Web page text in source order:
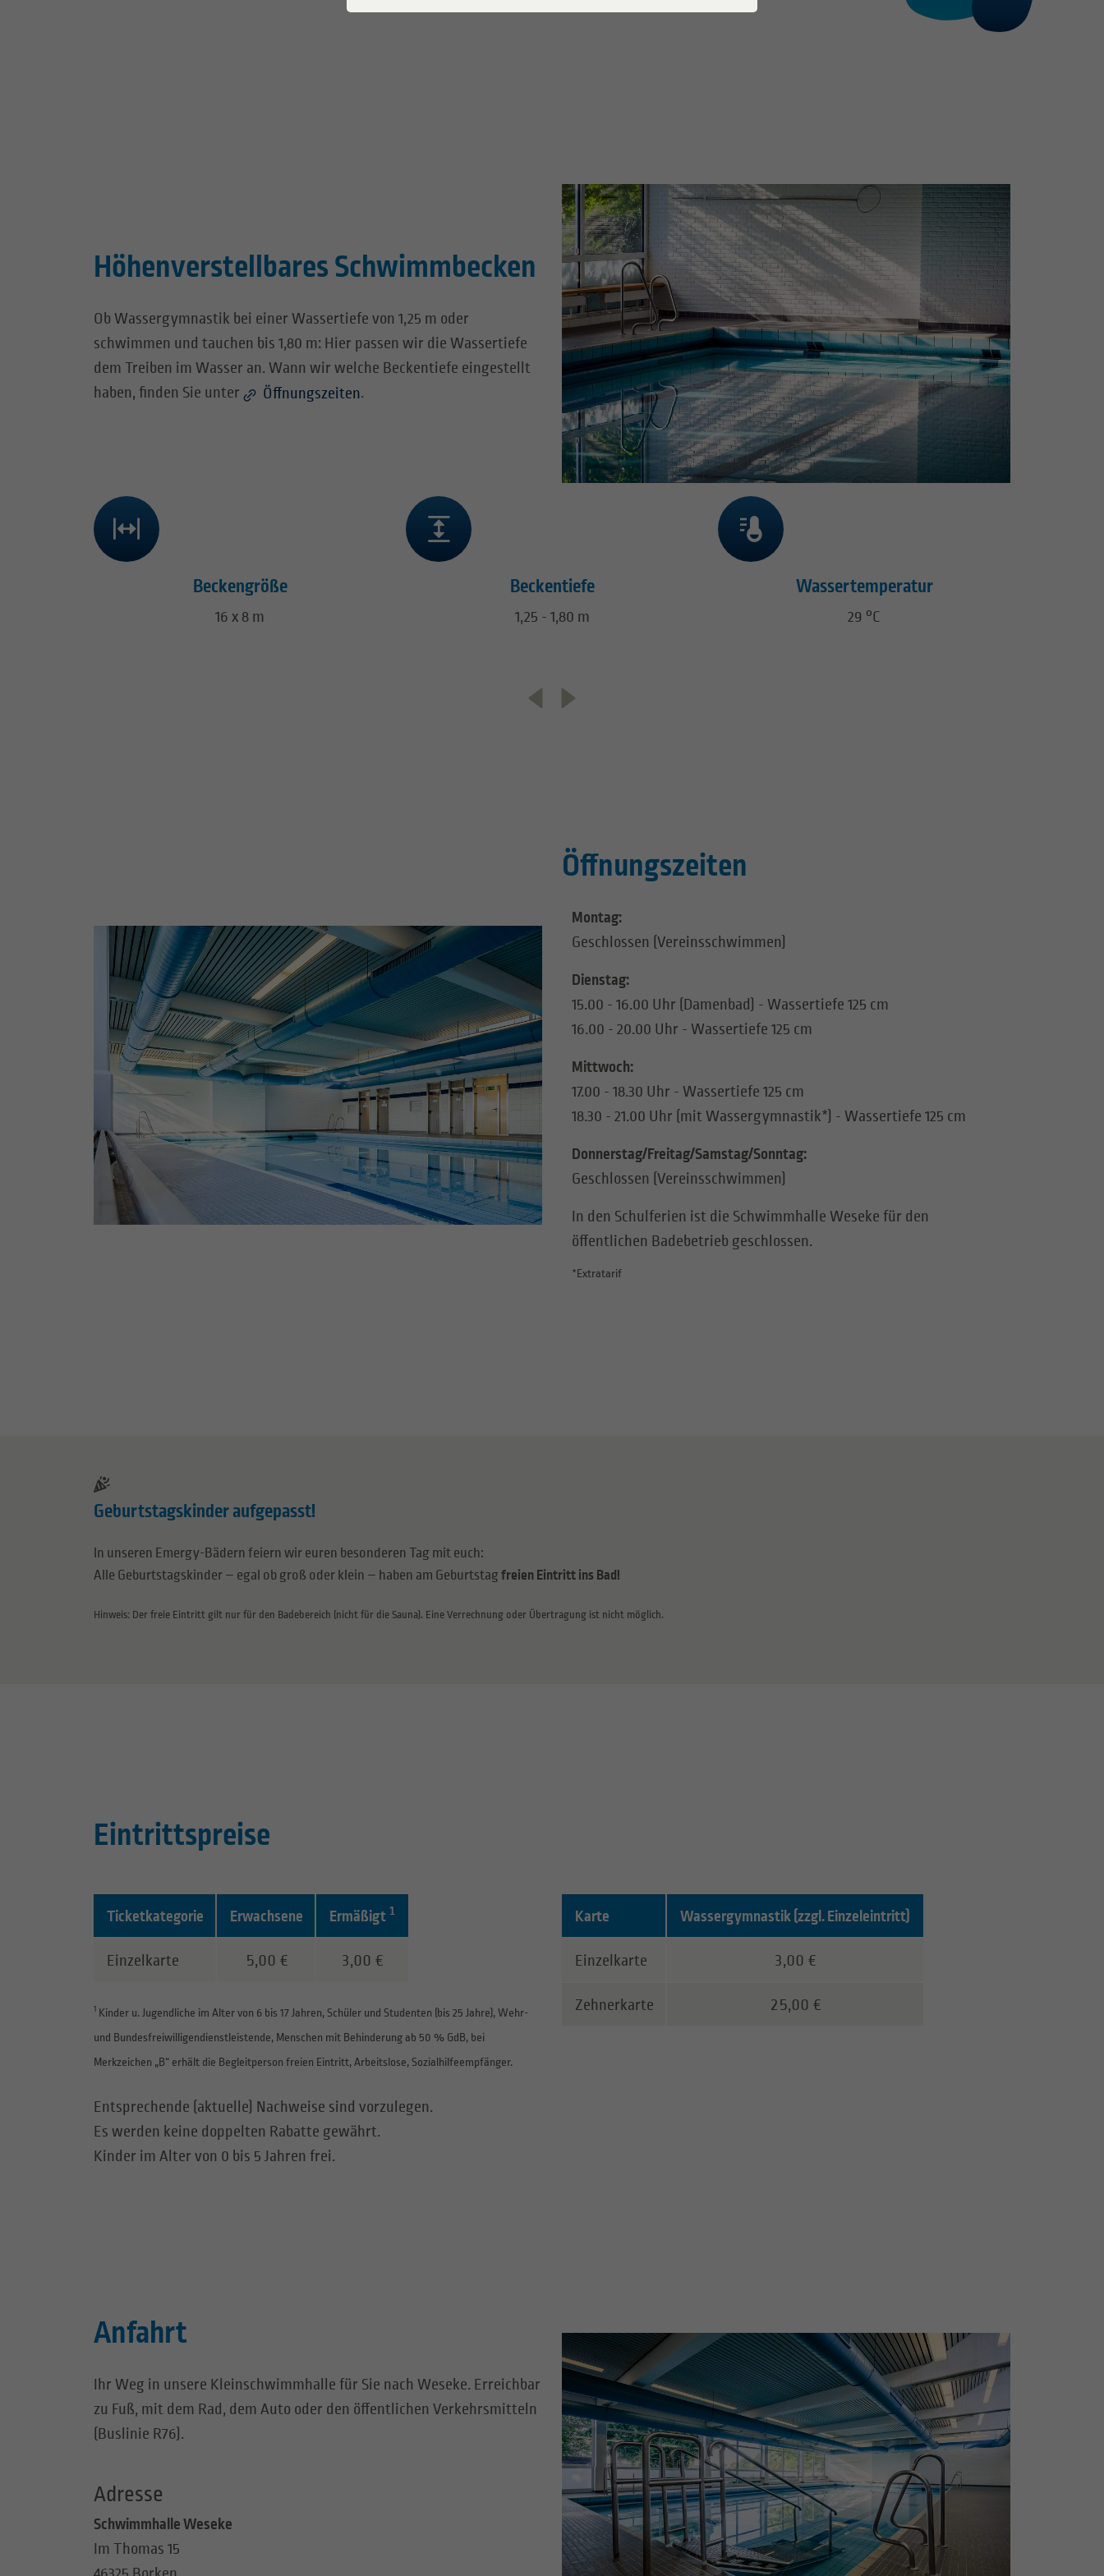
Höhenverstellbares Schwimmbecken
Ob Wassergymnastik bei einer Wassertiefe von 1,25 m oder
schwimmen und tauchen bis 1,80 m: Hier passen wir die Wassertiefe
dem Treiben im Wasser an. Wann wir welche Beckentiefe eingestellt
haben, finden Sie unter
Öffnungszeiten.
Beckengröße
16 x 8 m
Beckentiefe
1,25 - 1,80 m
Wassertemperatur
29 °C
Öffnungszeiten
Montag:
Geschlossen (Vereinsschwimmen)
Dienstag:
15.00 - 16.00 Uhr (Damenbad) - Wassertiefe 125 cm
16.00 - 20.00 Uhr - Wassertiefe 125 cm
Mittwoch:
17.00 - 18.30 Uhr - Wassertiefe 125 cm
18.30 - 21.00 Uhr (mit Wassergymnastik*) - Wassertiefe 125 cm
Donnerstag/Freitag/Samstag/Sonntag:
Geschlossen (Vereinsschwimmen)
In den Schulferien ist die Schwimmhalle Weseke für den
öffentlichen Badebetrieb geschlossen.
*Extratarif
Geburtstagskinder aufgepasst!
In unseren Emergy-Bädern feiern wir euren besonderen Tag mit euch:
Alle Geburtstagskinder – egal ob groß oder klein – haben am Geburtstagfreien Eintritt ins Bad!
Hinweis: Der freie Eintritt gilt nur für den Badebereich (nicht für die Sauna). Eine Verrechnung oder Übertragung ist nicht möglich.
Eintrittspreise
Ticketkategorie Erwachsene Ermäßigt 1
Einzelkarte 5,00 € 3,00 €
1 Kinder u. Jugendliche im Alter von 6 bis 17 Jahren, Schüler und Studenten (bis 25 Jahre), Wehr-
und Bundesfreiwilligendienstleistende, Menschen mit Behinderung ab 50 % GdB, bei
Merkzeichen „B“ erhält die Begleitperson freien Eintritt, Arbeitslose, Sozialhilfeempfänger.
Entsprechende (aktuelle) Nachweise sind vorzulegen.
Es werden keine doppelten Rabatte gewährt.
Kinder im Alter von 0 bis 5 Jahren frei.
Karte Wassergymnastik (zzgl. Einzeleintritt)
Einzelkarte 3,00 €
Zehnerkarte 25,00 €
Anfahrt
Ihr Weg in unsere Kleinschwimmhalle für Sie nach Weseke. Erreichbar
zu Fuß, mit dem Rad, dem Auto oder den öffentlichen Verkehrsmitteln
(Buslinie R76).
Adresse
Schwimmhalle Weseke
Im Thomas 15